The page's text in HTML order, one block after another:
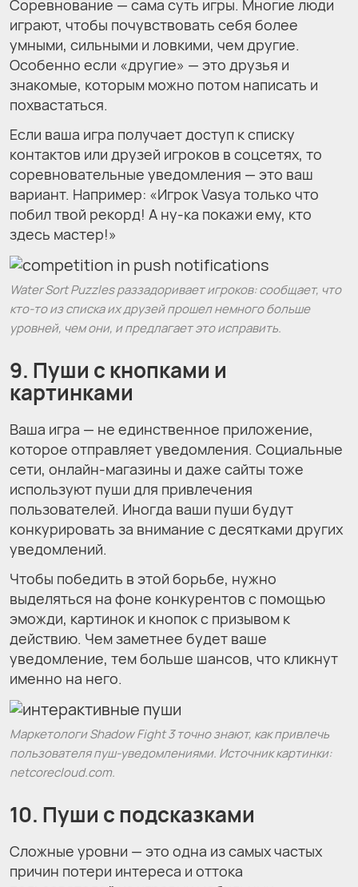
Соревнование — сама суть игры. Многие люди
играют, чтобы почувствовать себя более
умными, сильными и ловкими, чем другие.
Особенно если «другие» — это друзья и
знакомые, которым можно потом написать и
похвастаться.
Если ваша игра получает доступ к списку
контактов или друзей игроков в соцсетях, то
соревновательные уведомления — это ваш
вариант. Например: «Игрок Vasya только что
побил твой рекорд! А ну-ка покажи ему, кто
здесь мастер!»
Water Sort Puzzles раззадоривает игроков: сообщает, что
кто-то из списка их друзей прошел немного больше
уровней, чем они, и предлагает это исправить.
9. Пуши с кнопками и
картинками
Ваша игра — не единственное приложение,
которое отправляет уведомления. Социальные
сети, онлайн-магазины и даже сайты тоже
используют пуши для привлечения
пользователей. Иногда ваши пуши будут
конкурировать за внимание с десятками других
уведомлений.
Чтобы победить в этой борьбе, нужно
выделяться на фоне конкурентов с помощью
эможди, картинок и кнопок с призывом к
действию. Чем заметнее будет ваше
уведомление, тем больше шансов, что кликнут
именно на него.
Маркетологи Shadow Fight 3 точно знают, как привлечь
пользователя пуш-уведомлениями. Источник картинки:
netcorecloud.com.
10. Пуши с подсказками
Сложные уровни — это одна из самых частых
причин потери интереса и оттока